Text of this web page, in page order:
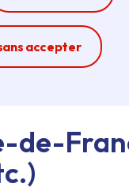
accepter
modale
de-